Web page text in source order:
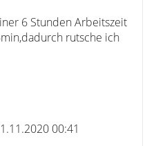
6 Stunden Arbeitszeit
rutsche ich
00:41